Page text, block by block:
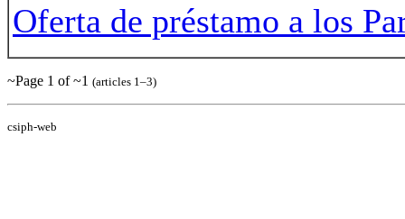
Oferta de préstamo a los
~Page 1 of ~1 (articles 1–3)
csiph-web